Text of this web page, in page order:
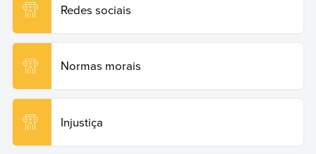
Redes sociais
Normas morais
Injustiça